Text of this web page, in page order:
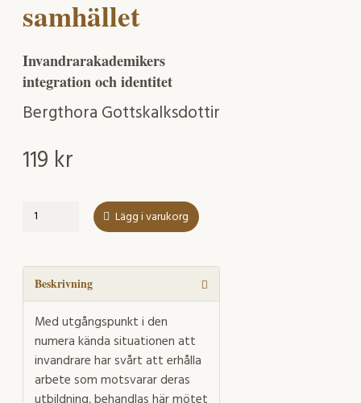
samhället
Invandrarakademikers
integration och identitet
Bergthora Gottskalksdottir
119 kr
Arbetet
port
samhället
mängd
Lägg i varukorg
Beskrivning
Med utgångspunkt i den
numera kända situationen att
invandrare har svårt att erhålla
arbete som motsvarar deras